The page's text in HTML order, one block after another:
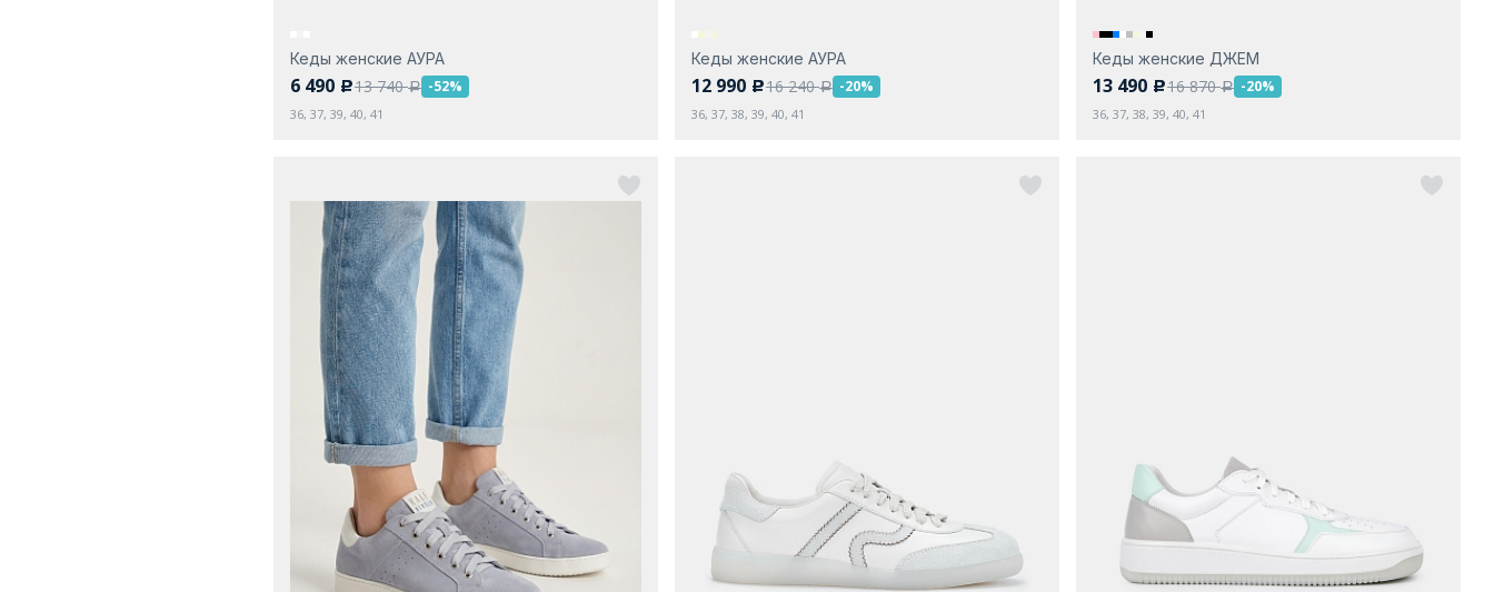
Кеды женские АУРА
6 490 c13 740a -52%
36, 37, 39, 40, 41
Кеды женские АУРА
12 990 c16 240a -20%
36, 37, 38, 39, 40, 41
Кеды женские ДЖЕМ
13 490 c16 870a -20%
36, 37, 38, 39, 40, 41